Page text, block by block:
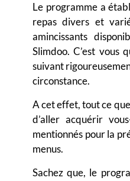
Le programme a
repas divers et
amincissants
Slimdoo. C’est vous
suivant
circonstance.
A cet effet, tout ce
d’aller acquérir
mentionnés pour la
menus.
Sachez que, le